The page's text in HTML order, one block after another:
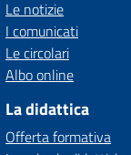
Le notizie
I comunicati
Le circolari
Albo online
La didattica
Offerta formativa